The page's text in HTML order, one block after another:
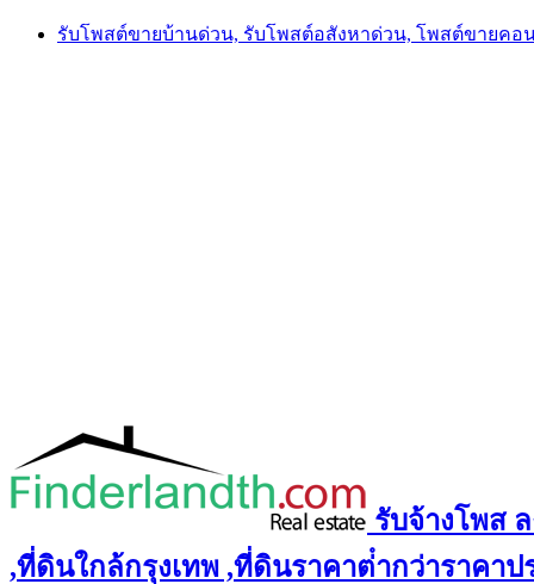
Skip
รับโพสต์ขายบ้านด่วน, รับโพสต์อสังหาด่วน, โพสต์ขายคอ
รับจ้างโพส
,ที่ดินใกล้กรุงเทพ ,ที่ดินราคาต่ํากว่าราค